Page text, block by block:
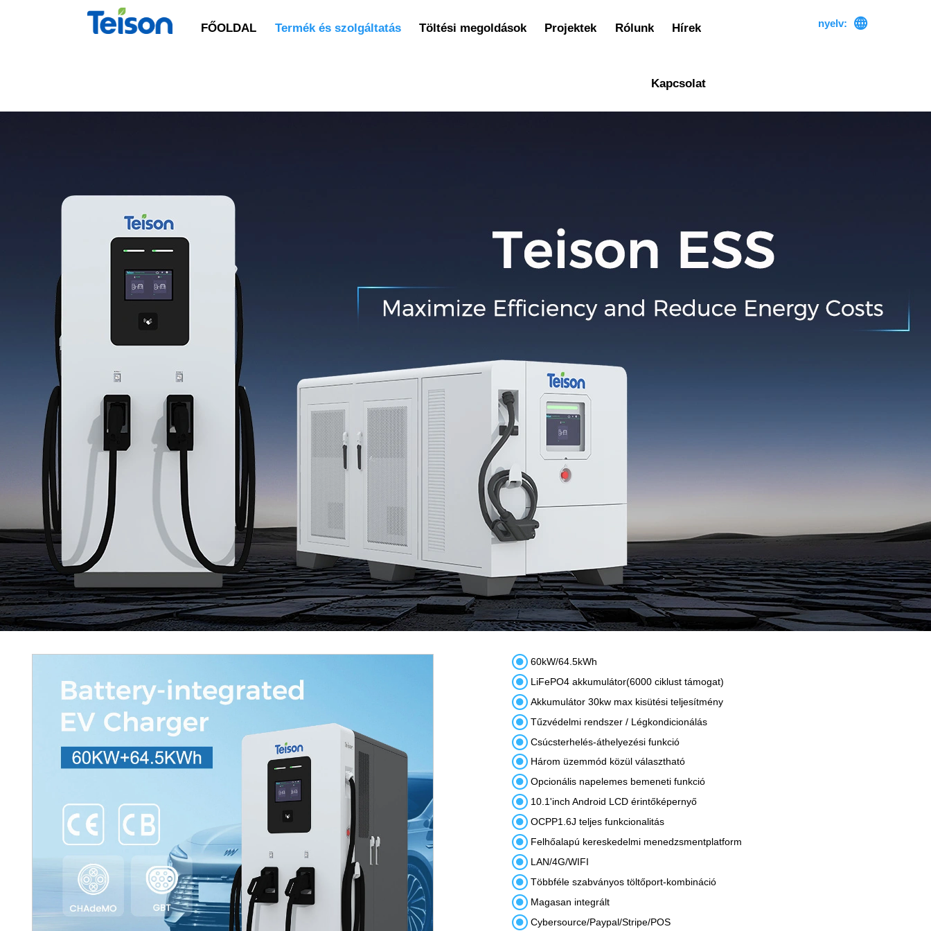
FŐOLDAL Termék és szolgáltatás Töltési megoldások Projektek Rólunk Hírek
Kapcsolat
nyelv: 
 60kW/64.5kWh
 LiFePO4 akkumulátor(6000 ciklust támogat)
 Akkumulátor 30kw max kisütési teljesítmény
 Tűzvédelmi rendszer / Légkondicionálás
 Csúcsterhelés-áthelyezési funkció
 Három üzemmód közül választható
 Opcionális napelemes bemeneti funkció
 10.1'inch Android LCD érintőképernyő
 OCPP1.6J teljes funkcionalitás
 Felhőalapú kereskedelmi menedzsmentplatform
 LAN/4G/WIFI
 Többféle szabványos töltőport-kombináció
 Magasan integrált
 Cybersource/Paypal/Stripe/POS